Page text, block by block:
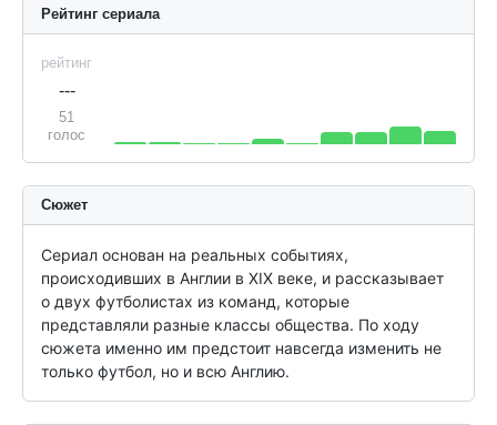
Рейтинг сериала
рейтинг
---
51
голос
Сюжет
Сериал основан на реальных событиях,
происходивших в Англии в XIX веке, и рассказывает
о двух футболистах из команд, которые
представляли разные классы общества. По ходу
сюжета именно им предстоит навсегда изменить не
только футбол, но и всю Англию.